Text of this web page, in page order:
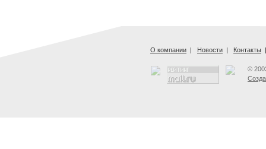
О компании | Новости | Контакты |
©